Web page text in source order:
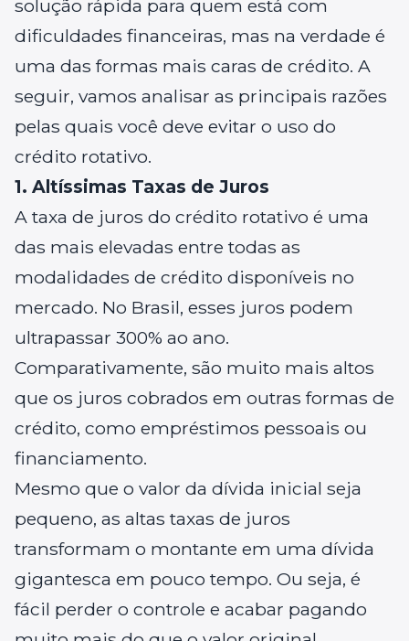
solução rápida para quem está com
dificuldades financeiras, mas na verdade é
uma das formas mais caras de crédito. A
seguir, vamos analisar as principais razões
pelas quais você deve evitar o uso do
crédito rotativo.
1. Altíssimas Taxas de Juros
A taxa de juros do crédito rotativo é uma
das mais elevadas entre todas as
modalidades de crédito disponíveis no
mercado. No Brasil, esses juros podem
ultrapassar 300% ao ano.
Comparativamente, são muito mais altos
que os juros cobrados em outras formas de
crédito, como empréstimos pessoais ou
financiamento.
Mesmo que o valor da dívida inicial seja
pequeno, as altas taxas de juros
transformam o montante em uma dívida
gigantesca em pouco tempo. Ou seja, é
fácil perder o controle e acabar pagando